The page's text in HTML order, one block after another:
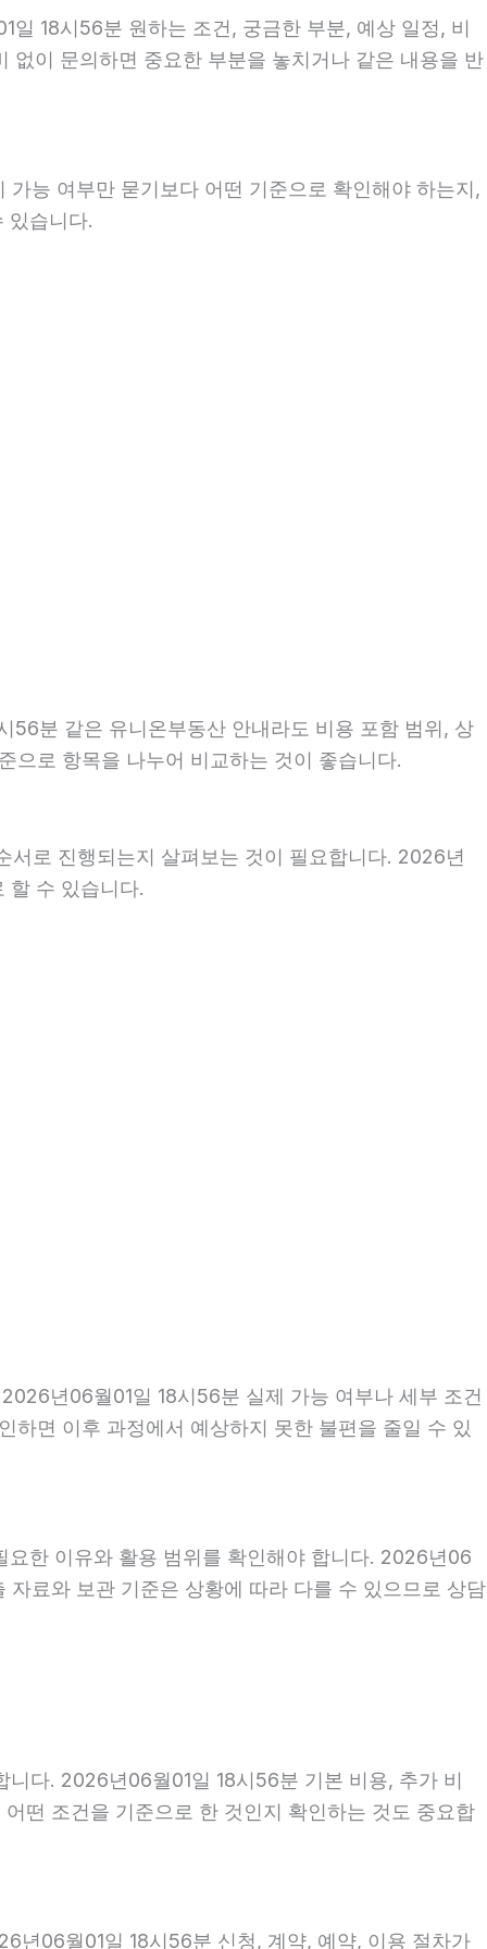
18시56분 원하는 조건, 궁금한 부분, 예상 일정, 비
없이 문의하면 중요한 부분을 놓치거나 같은 내용을 반
능 여부만 묻기보다 어떤 기준으로 확인해야 하는지,
있습니다.
56분 같은 유니온부동산 안내라도 비용 포함 범위, 상
으로 항목을 나누어 비교하는 것이 좋습니다.
로 진행되는지 살펴보는 것이 필요합니다. 2026년
할 수 있습니다.
년06월01일 18시56분 실제 가능 여부나 세부 조건
하면 이후 과정에서 예상하지 못한 불편을 줄일 수 있
한 이유와 활용 범위를 확인해야 합니다. 2026년06
자료와 보관 기준은 상황에 따라 다를 수 있으므로 상담
다. 2026년06월01일 18시56분 기본 비용, 추가 비
떤 조건을 기준으로 한 것인지 확인하는 것도 중요합
년06월01일 18시56분 신청, 계약, 예약, 이용 절차가